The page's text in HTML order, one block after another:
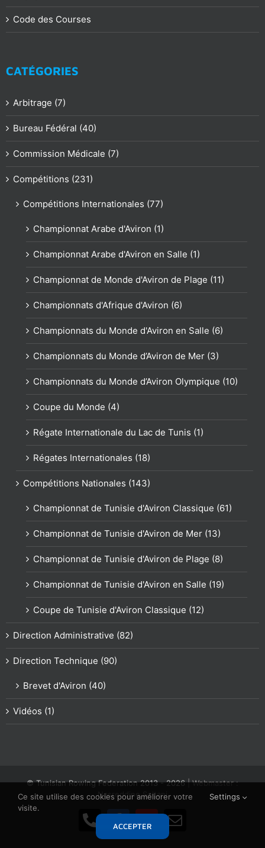
Code des Courses
CATÉGORIES
Arbitrage (7)
Bureau Fédéral (40)
Commission Médicale (7)
Compétitions (231)
Compétitions Internationales (77)
Championnat Arabe d'Aviron (1)
Championnat Arabe d'Aviron en Salle (1)
Championnat de Monde d'Aviron de Plage (11)
Championnats d'Afrique d'Aviron (6)
Championnats du Monde d'Aviron en Salle (6)
Championnats du Monde d’Aviron de Mer (3)
Championnats du Monde d’Aviron Olympique (10)
Coupe du Monde (4)
Régate Internationale du Lac de Tunis (1)
Régates Internationales (18)
Compétitions Nationales (143)
Championnat de Tunisie d'Aviron Classique (61)
Championnat de Tunisie d'Aviron de Mer (13)
Championnat de Tunisie d'Aviron de Plage (8)
Championnat de Tunisie d'Aviron en Salle (19)
Coupe de Tunisie d'Aviron Classique (12)
Direction Administrative (82)
Direction Technique (90)
Brevet d'Aviron (40)
Vidéos (1)
© Tunisian Rowing Federation 2013 -2026| Webmaster :
Nasreddine Soltani
Téléphone
Facebook
YouTube
Email
Ce site utilise des cookies pour améliorer votre
visite.
Settings
ACCEPTER